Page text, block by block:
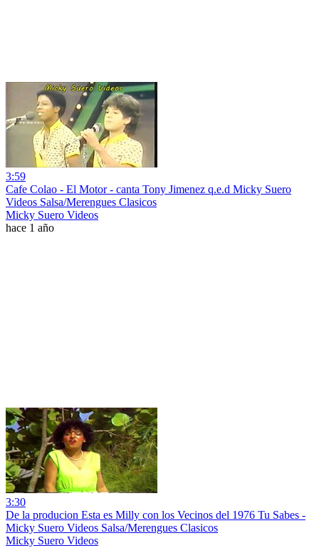
3:59
Cafe Colao - El Motor - canta Tony Jimenez q.e.d Micky Suero
Videos Salsa/Merengues Clasicos
Micky Suero Videos
hace 1 año
3:30
De la producion Esta es Milly con los Vecinos del 1976 Tu Sabes -
Micky Suero Videos Salsa/Merengues Clasicos
Micky Suero Videos